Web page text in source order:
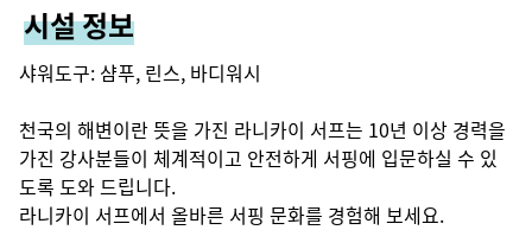
시설 정보
샤워도구: 샴푸, 린스, 바디워시
천국의 해변이란 뜻을 가진 라니카이 서프는 10년 이상 경력을
가진 강사분들이 체계적이고 안전하게 서핑에 입문하실 수 있
도록 도와 드립니다.
라니카이 서프에서 올바른 서핑 문화를 경험해 보세요.